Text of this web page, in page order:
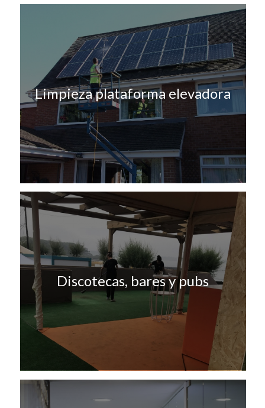
Limpieza plataforma elevadora
Discotecas, bares y pubs